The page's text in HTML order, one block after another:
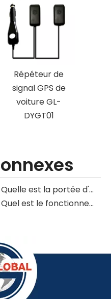
Répéteur de
signal GPS de
voiture GL-
DYGT01
Quelle est la portée d'un répéteur GPS ?
Quel est le fonctionnement d'un répéteur GPS ?